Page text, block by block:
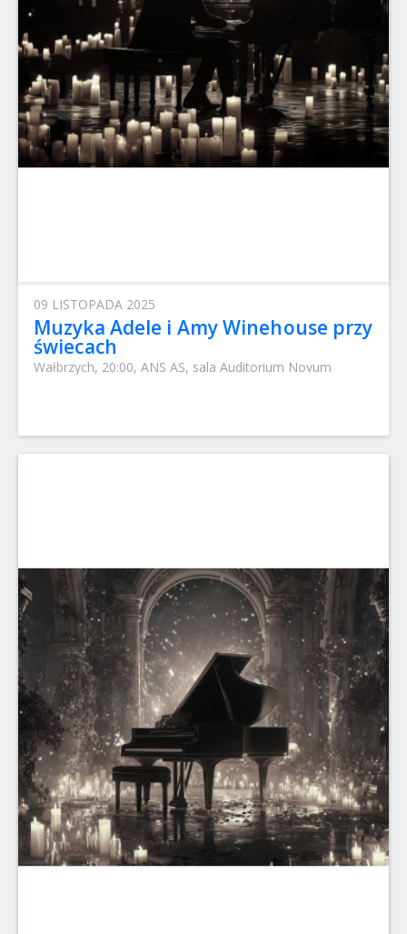
09 LISTOPADA 2025
Muzyka Adele i Amy Winehouse przy
świecach
Wałbrzych, 20:00, ANS AS, sala Auditorium Novum